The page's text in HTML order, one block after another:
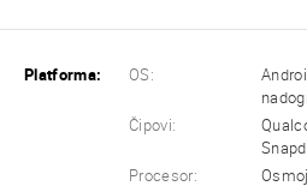
Platforma: OS:
Čipovi:
Procesor: